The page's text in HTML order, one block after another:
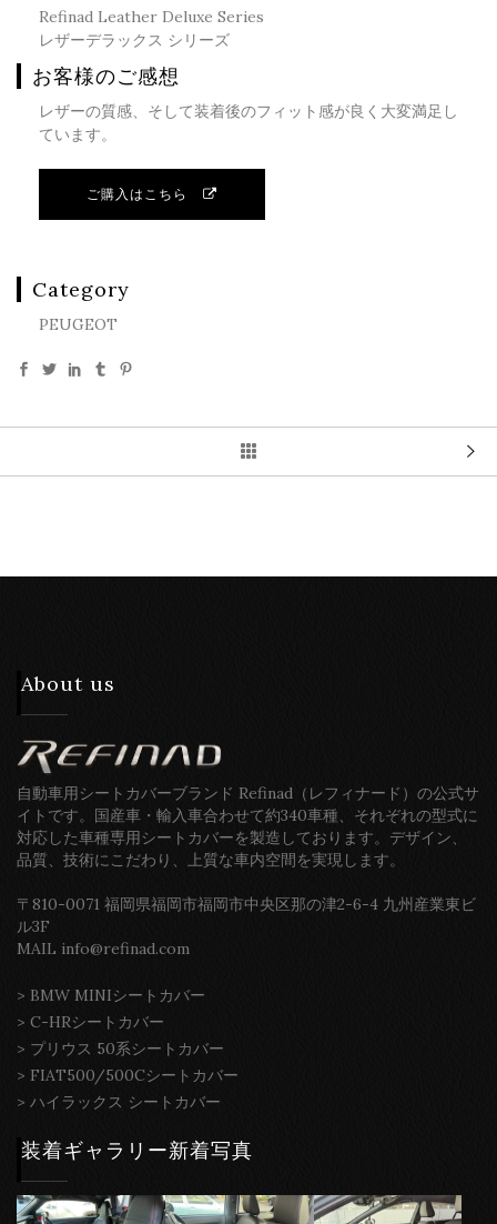
Refinad Leather Deluxe Series
レザーデラックス シリーズ
お客様のご感想
レザーの質感、そして装着後のフィット感が良く大変満足し
ています。
ご購入はこちら
Category
PEUGEOT
About us
自動車用シートカバーブランド Refinad（レフィナード）の公式サ
イトです。国産車・輸入車合わせて約340車種、それぞれの型式に
対応した車種専用シートカバーを製造しております。デザイン、
品質、技術にこだわり、上質な車内空間を実現します。
〒810-0071 福岡県福岡市福岡市中央区那の津2-6-4 九州産業東ビ
ル3F
MAIL info@refinad.com
> BMW MINIシートカバー
> C-HRシートカバー
> プリウス 50系シートカバー
> FIAT500/500Cシートカバー
> ハイラックス シートカバー
装着ギャラリー新着写真